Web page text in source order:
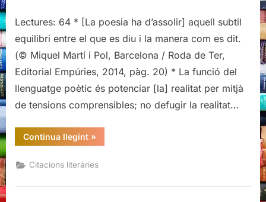
literàries
/
Roda
de
Ter,
Joan
Lectures: 64 * [La poesia ha d’assolir] aquell subtil
equilibri entre el que es diu i la manera com es dit.
(© Miquel Martí i Pol, Barcelona / Roda de Ter,
Editorial Empúries, 2014, pàg. 20) * La funció del
llenguatge poètic és potenciar [la] realitat per mitjà
de tensions comprensibles; no defugir la realitat…
Continua llegint“Citacions
literàries
Barcelona
/
de
»
Citacions literàries